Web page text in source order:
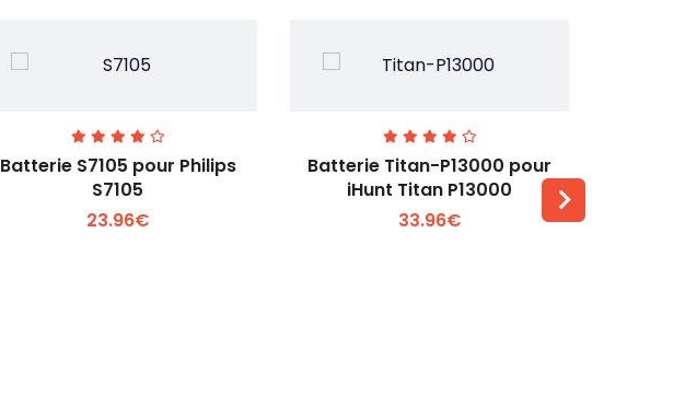
Voir plus +
Batterie S7105 pour Philips
S7105
23.96€
Voir plus +
Batterie Titan-P13000 pour
iHunt Titan P13000
33.96€